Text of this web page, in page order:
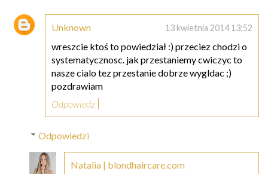
Unknown 13 kwietnia 2014 13:52
wreszcie ktoś to powiedział :) przeciez chodzi o
systematycznosc. jak przestaniemy cwiczyc to
nasze cialo tez przestanie dobrze wygldac ;)
pozdrawiam
Odpowiedz
Odpowiedzi
Natalia | blondhaircare.com